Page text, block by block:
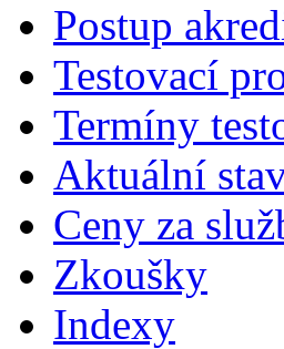
Postup
Testovací
Termíny
Aktuální
Ceny za
Zkoušky
Indexy